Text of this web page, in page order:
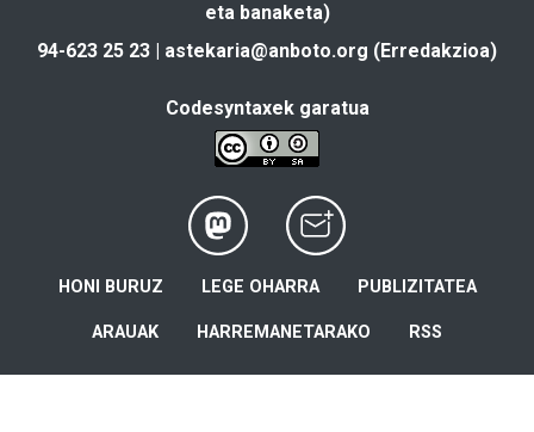
eta banaketa)
94-623 25 23 | astekaria@anboto.org (Erredakzioa)
Codesyntaxek garatua
HONI BURUZ LEGE OHARRA PUBLIZITATEA
ARAUAK HARREMANETARAKO RSS